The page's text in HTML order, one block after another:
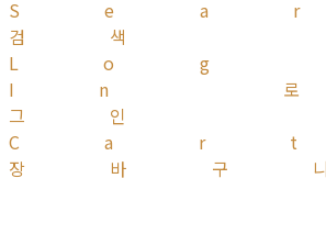
검색
Log
In
그인
장바구